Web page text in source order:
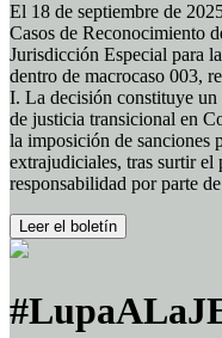
El 18 de septiembre de
Casos de Reconocimiento
Jurisdicción Especial para
dentro de macrocaso 003,
I. La decisión constituye
de justicia transicional en
la imposición de sanciones
extrajudiciales, tras surtir el
responsabilidad por parte
Leer el boletín